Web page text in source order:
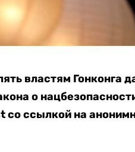
властям Гонконга
о
со ссылкой на